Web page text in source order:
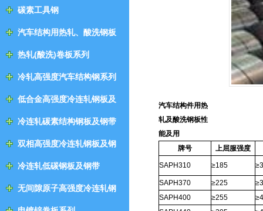
及钢带
碳素工具钢
汽车结构用热轧、酸洗钢板
及钢带
热轧(酸洗)卷板系列
冷轧高强度汽车结构钢系列
低合金高强度冷连轧钢板及
钢带冷连轧碳素结构钢板及钢带
双相高强度冷连轧钢板及钢
带
冷连轧低碳钢板及钢带
无间隙原子高强度冷连轧钢
板及钢带
汽车结构件用热
轧及酸洗钢板性
能及用
牌号
上屈服强度
SAPH310 ≥185
SAPH370 ≥225
SAPH400
≥255